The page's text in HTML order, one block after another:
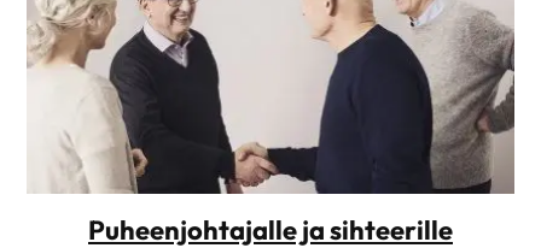
Puheenjohtajalle ja sihteerille